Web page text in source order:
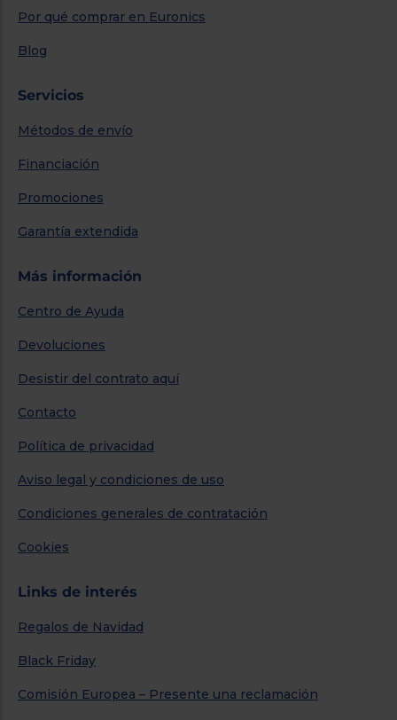
Por qué comprar en Euronics
Blog
Servicios
Métodos de envío
Financiación
Promociones
Garantía extendida
Más información
Centro de Ayuda
Devoluciones
Desistir del contrato aquí
Contacto
Política de privacidad
Aviso legal y condiciones de uso
Condiciones generales de contratación
Cookies
Links de interés
Regalos de Navidad
Black Friday
Comisión Europea – Presente una reclamación